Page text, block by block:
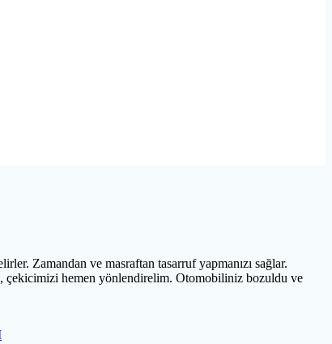
Zamandan ve masraftan tasarruf yapmanızı sağlar.
çekicimizi hemen yönlendirelim. Otomobiliniz bozuldu ve